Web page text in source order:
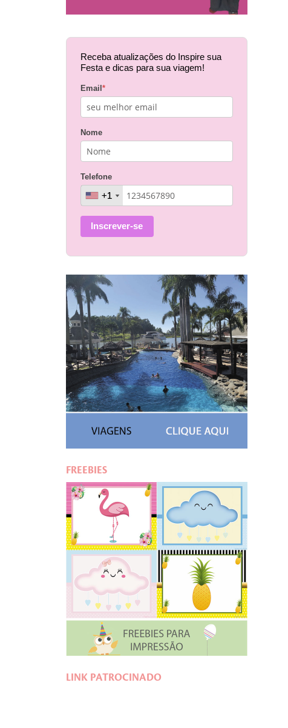
Receba atualizações do Inspire sua
Festa e dicas para sua viagem!
Email *
Nome
Telefone
+1
+1
Inscrever-se
FREEBIES
LINK PATROCINADO